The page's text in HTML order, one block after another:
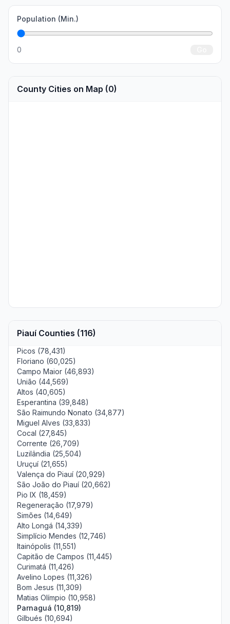
Population (Min.)
0
County Cities on Map (0)
Piauí Counties (116)
Picos (78,431)
Floriano (60,025)
Campo Maior (46,893)
União (44,569)
Altos (40,605)
Esperantina (39,848)
São Raimundo Nonato (34,877)
Miguel Alves (33,833)
Cocal (27,845)
Corrente (26,709)
Luzilândia (25,504)
Uruçuí (21,655)
Valença do Piauí (20,929)
São João do Piauí (20,662)
Pio IX (18,459)
Regeneração (17,979)
Simões (14,649)
Alto Longá (14,339)
Simplício Mendes (12,746)
Itainópolis (11,551)
Capitão de Campos (11,445)
Curimatá (11,426)
Avelino Lopes (11,326)
Bom Jesus (11,309)
Matias Olímpio (10,958)
Parnaguá (10,819)
Gilbués (10,694)